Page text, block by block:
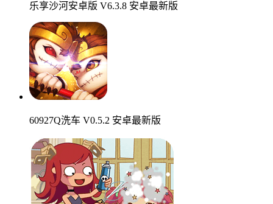
乐享沙河安卓版 V6.3.8 安卓最新版
60927Q洗车 V0.5.2 安卓最新版